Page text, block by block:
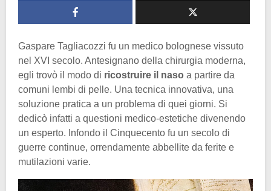
Gaspare Tagliacozzi fu un medico bolognese vissuto
nel XVI secolo. Antesignano della chirurgia moderna,
egli trovò il modo di ricostruire il naso a partire da
comuni lembi di pelle. Una tecnica innovativa, una
soluzione pratica a un problema di quei giorni. Si
dedicò infatti a questioni medico-estetiche divenendo
un esperto. Infondo il Cinquecento fu un secolo di
guerre continue, orrendamente abbellite da ferite e
mutilazioni varie.